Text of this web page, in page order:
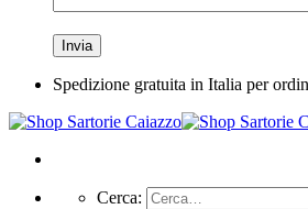
Spedizione gratuita in Italia per
Cerca: